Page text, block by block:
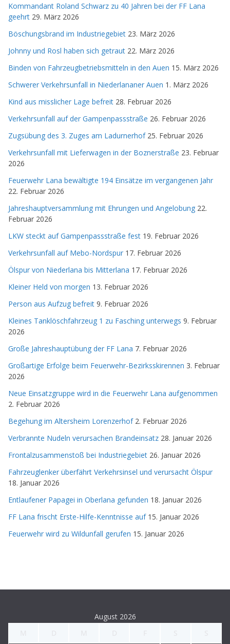
Kommandant Roland Schwarz zu 40 Jahren bei der FF Lana
geehrt 29. März 2026
Böschungsbrand im Industriegebiet 23. März 2026
Johnny und Rosl haben sich getraut 22. März 2026
Binden von Fahrzeugbetriebsmitteln in den Auen 15. März 2026
Schwerer Verkehrsunfall in Niederlananer Auen 1. März 2026
Kind aus misslicher Lage befreit 28. Februar 2026
Verkehrsunfall auf der Gampenpassstraße 26. Februar 2026
Zugsübung des 3. Zuges am Ladurnerhof 25. Februar 2026
Verkehrsunfall mit Lieferwagen in der Boznerstraße 23. Februar
2026
Feuerwehr Lana bewältigte 194 Einsätze im vergangenen Jahr
22. Februar 2026
Jahreshauptversammlung mit Ehrungen und Angelobung 22.
Februar 2026
LKW steckt auf Gampenpassstraße fest 19. Februar 2026
Verkehrsunfall auf Mebo-Nordspur 17. Februar 2026
Ölspur von Niederlana bis Mitterlana 17. Februar 2026
Kleiner Held von morgen 13. Februar 2026
Person aus Aufzug befreit 9. Februar 2026
Kleines Tanklöschfahrzeug 1 zu Fasching unterwegs 9. Februar
2026
Große Jahreshauptübung der FF Lana 7. Februar 2026
Großartige Erfolge beim Feuerwehr-Bezirksskirennen 3. Februar
2026
Neue Einsatzgruppe wird in die Feuerwehr Lana aufgenommen
2. Februar 2026
Begehung im Altersheim Lorenzerhof 2. Februar 2026
Verbrannte Nudeln verursachen Brandeinsatz 28. Januar 2026
Frontalzusammenstoß bei Industriegebiet 26. Januar 2026
Fahrzeuglenker überfährt Verkehrsinsel und verursacht Ölspur
18. Januar 2026
Entlaufener Papagei in Oberlana gefunden 18. Januar 2026
FF Lana frischt Erste-Hilfe-Kenntnisse auf 15. Januar 2026
Feuerwehr wird zu Wildunfall gerufen 15. Januar 2026
August 2026